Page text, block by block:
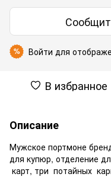
% Войти для
В избранное
Описание
Мужское портмоне
для купюр, отделение
карт, три потайных